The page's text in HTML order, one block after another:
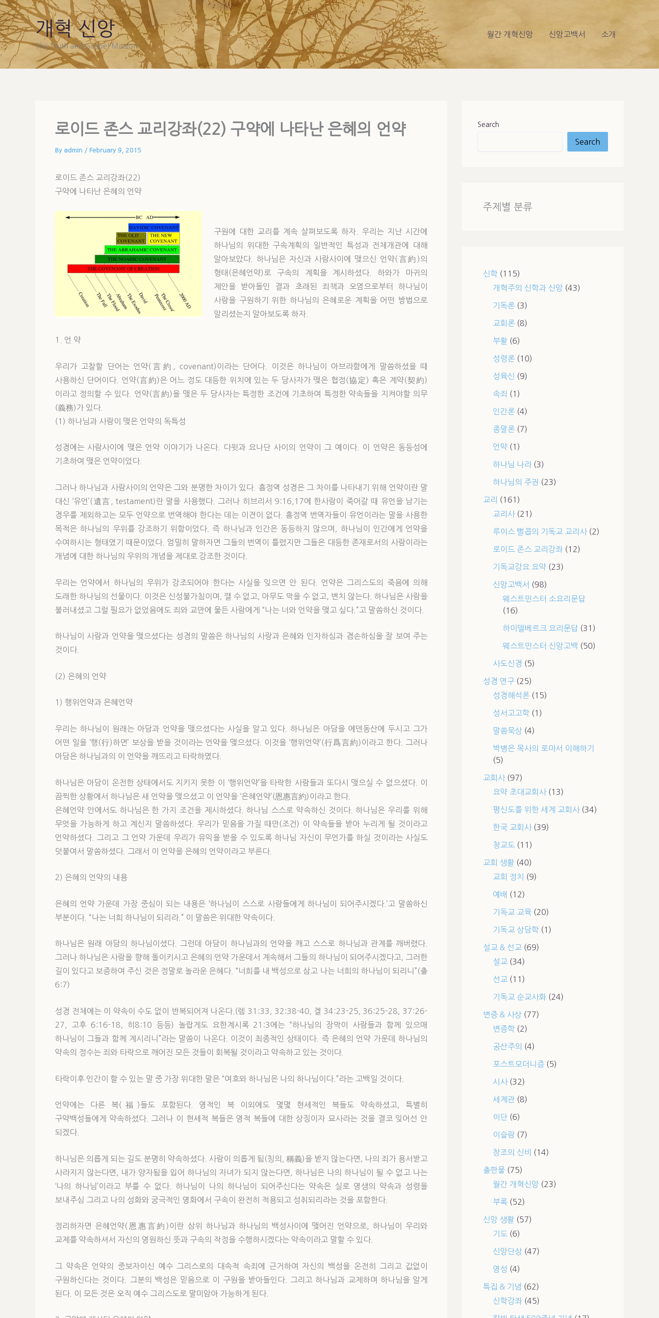
Skip
to
content
개혁 신앙
The Truth and Gospel Mission
월간 개혁신앙 신앙고백서 소개
로이드 존스 교리강좌(22) 구약에 나타난 은혜의 언약
By admin / February 9, 2015
로이드 존스 교리강좌(22)
구약에 나타난 은혜의 언약
구원에 대한 교리를 계속 살펴보도록 하자. 우리는 지난 시간에
하나님의 위대한 구속계획의 일반적인 특성과 전체개관에 대해
알아보았다. 하나님은 자신과 사람사이에 맺으신 언약(言約)의
형태(은혜언약)로 구속의 계획을 계시하셨다. 하와가 마귀의
제안을 받아들인 결과 초래된 죄책과 오염으로부터 하나님이
사람을 구원하기 위한 하나님의 은혜로운 계획을 어떤 방법으로
알리셨는지 알아보도록 하자.
1. 언 약
우리가 고찰할 단어는 언약(言約, covenant)이라는 단어다. 이것은 하나님이 아브라함에게 말씀하셨을 때
사용하신 단어이다. 언약(言約)은 어느 정도 대등한 위치에 있는 두 당사자가 맺은 협정(協定) 혹은 계약(契約)
이라고 정의할 수 있다. 언약(言約)을 맺은 두 당사자는 특정한 조건에 기초하여 특정한 약속들을 지켜야할 의무
(義務)가 있다.
(1) 하나님과 사람이 맺은 언약의 독특성
성경에는 사람사이에 맺은 언약 이야기가 나온다. 다윗과 요나단 사이의 언약이 그 예이다. 이 언약은 동등성에
기초하여 맺은 언약이었다.
그러나 하나님과 사람사이의 언약은 그와 분명한 차이가 있다. 흠정역 성경은 그 차이를 나타내기 위해 언약이란 말
대신 ‘유언’(遺言, testament)란 말을 사용했다. 그러나 히브리서 9:16,17에 한사람이 죽어갈 때 유언을 남기는
경우를 제외하고는 모두 언약으로 번역해야 한다는 데는 이견이 없다. 흠정역 번역자들이 유언이라는 말을 사용한
목적은 하나님의 우위를 강조하기 위함이었다. 즉 하나님과 인간은 동등하지 않으며, 하나님이 인간에게 언약을
수여하시는 형태였기 때문이었다. 엄밀히 말하자면 그들의 번역이 틀렸지만 그들은 대등한 존재로서의 사람이라는
개념에 대한 하나님의 우위의 개념을 제대로 강조한 것이다.
우리는 언약에서 하나님의 우위가 강조되어야 한다는 사실을 잊으면 안 된다. 언약은 그리스도의 죽음에 의해
도래한 하나님의 선물이다. 이것은 신성불가침이며, 깰 수 없고, 아무도 막을 수 없고, 변치 않는다. 하나님은 사람을
불러내셨고 그럴 필요가 없었음에도 죄와 교만에 물든 사람에게 “나는 너와 언약을 맺고 싶다.”고 말씀하신 것이다.
하나님이 사람과 언약을 맺으셨다는 성경의 말씀은 하나님의 사랑과 은혜와 인자하심과 겸손하심을 잘 보여 주는
것이다.
(2) 은혜의 언약
1) 행위언약과 은혜언약
우리는 하나님이 원래는 아담과 언약을 맺으셨다는 사실을 알고 있다. 하나님은 아담을 에덴동산에 두시고 그가
어떤 일을 ‘행(行)하면’ 보상을 받을 것이라는 언약을 맺으셨다. 이것을 ‘행위언약’(行爲言約)이라고 한다. 그러나
아담은 하나님과의 이 언약을 깨뜨리고 타락하였다.
하나님은 아담이 온전한 상태에서도 지키지 못한 이 ‘행위언약’을 타락한 사람들과 또다시 맺으실 수 없으셨다. 이
끔찍한 상황에서 하나님은 새 언약을 맺으셨고 이 언약을 ‘은혜언약’(恩惠言約)이라고 한다.
은혜언약 안에서도 하나님은 한 가지 조건을 제시하셨다. 하나님 스스로 약속하신 것이다. 하나님은 우리를 위해
무엇을 가능하게 하고 계신지 말씀하셨다. 우리가 믿음을 가질 때만(조건) 이 약속들을 받아 누리게 될 것이라고
언약하셨다. 그리고 그 언약 가운데 우리가 유익을 받을 수 있도록 하나님 자신이 무언가를 하실 것이라는 사실도
덧붙여서 말씀하셨다. 그래서 이 언약을 은혜의 언약이라고 부른다.
2) 은혜의 언약의 내용
은혜의 언약 가운데 가장 중심이 되는 내용은 ‘하나님이 스스로 사람들에게 하나님이 되어주시겠다.’고 말씀하신
부분이다. “나는 너희 하나님이 되리라.” 이 말씀은 위대한 약속이다.
하나님은 원래 아담의 하나님이셨다. 그런데 아담이 하나님과의 언약을 깨고 스스로 하나님과 관계를 깨버렸다.
그러나 하나님은 사람을 향해 돌이키시고 은혜의 언약 가운데서 계속해서 그들의 하나님이 되어주시겠다고, 그러한
길이 있다고 보증하여 주신 것은 정말로 놀라운 은혜다. “너희를 내 백성으로 삼고 나는 너희의 하나님이 되리니”(출
6:7)
성경 전체에는 이 약속이 수도 없이 반복되어져 나온다.(렘 31:33, 32:38-40, 겔 34:23-25, 36:25-28, 37:26-
27, 고후 6:16-18, 히8:10 등등) 놀랍게도 요한계시록 21:3에는 “하나님의 장막이 사람들과 함께 있으매
하나님이 그들과 함께 계시리니”라는 말씀이 나온다. 이것이 최종적인 상태이다. 즉 은혜의 언약 가운데 하나님의
약속의 정수는 죄와 타락으로 깨어진 모든 것들이 회복될 것이라고 약속하고 있는 것이다.
타락이후 인간이 할 수 있는 말 중 가장 위대한 말은 “여호와 하나님은 나의 하나님이다.”라는 고백일 것이다.
언약에는 다른 복(福)들도 포함된다. 영적인 복 이외에도 몇몇 현세적인 복들도 약속하셨고, 특별히
구약백성들에게 약속하셨다. 그러나 이 현세적 복들은 영적 복들에 대한 상징이자 묘사라는 것을 결코 잊어선 안
되겠다.
하나님은 의롭게 되는 길도 분명히 약속하셨다. 사람이 의롭게 됨(칭의, 稱義)을 받지 않는다면, 나의 죄가 용서받고
사라지지 않는다면, 내가 양자됨을 입어 하나님의 자녀가 되지 않는다면, 하나님은 나의 하나님이 될 수 없고 나는
‘나의 하나님’이라고 부를 수 없다. 하나님이 나의 하나님이 되어주신다는 약속은 실로 영생의 약속과 성령을
보내주심 그리고 나의 성화와 궁극적인 영화에서 구속이 완전히 적용되고 성취되리라는 것을 포함한다.
정리하자면 은혜언약(恩惠言約)이란 삼위 하나님과 하나님의 백성사이에 맺어진 언약으로, 하나님이 우리와
교제를 약속하셔서 자신의 영원하신 뜻과 구속의 작정을 수행하시겠다는 약속이라고 말할 수 있다.
그 약속은 언약의 중보자이신 예수 그리스로의 대속적 속죄에 근거하여 자신의 백성을 온전히 그리고 값없이
구원하신다는 것이다. 그분의 백성은 믿음으로 이 구원을 받아들인다. 그리고 하나님과 교제하며 하나님을 알게
된다. 이 모든 것은 오직 예수 그리스도로 말미암아 가능하게 된다.
Search
Search
주제별 분류
신학(115)
개혁주의 신학과 신앙(43)
기독론(3)
교회론(8)
부활(6)
성령론(10)
성육신 (9)
속죄 (1)
인간론(4)
종말론(7)
언약(1)
하나님 나라(3)
하나님의 주권 (23)
교리 (161)
교리사(21)
루이스 뻘콥의 기독교 교리사(2)
로이드 존스 교리강좌(12)
기독교강요 요약(23)
신앙고백서 (98)
웨스트민스터 소요리문답
(16)
하이델베르크 요리문답(31)
웨스트민스터 신앙고백 (50)
사도신경 (5)
성경 연구(25)
성경해석론(15)
성서고고학(1)
말씀묵상(4)
박병은 목사의 로마서 이해하기
(5)
교회사(97)
요약 초대교회사(13)
평신도를 위한 세계 교회사(34)
한국 교회사(39)
청교도 (11)
교회 생활(40)
교회 정치
(9)
예배 (12)
기독교 교육(20)
기독교 상담학(1)
설교 & 선교 (69)
설교 (34)
선교 (11)
기독교 순교사화(24)
변증 & 사상(77)
변증학(2)
공산주의 (4)
포스트모더니즘(5)
시사(32)
세계관(8)
이단(6)
이슬람(7)
창조의 신비 (14)
출판물(75)
월간 개혁신앙(23)
부록(52)
신앙 생활(57)
기도 (6)
신앙단상(47)
영성 (4)
특집 & 기념 (62)
신학강좌(45)